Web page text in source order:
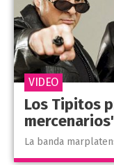
Los Tipitos
La banda
VIDEO